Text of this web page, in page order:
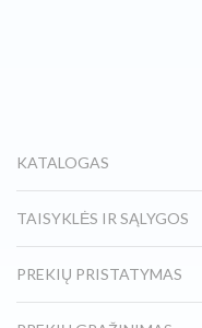
KATALOGAS
TAISYKLĖS IR SĄLYGOS
PREKIŲ PRISTATYMAS